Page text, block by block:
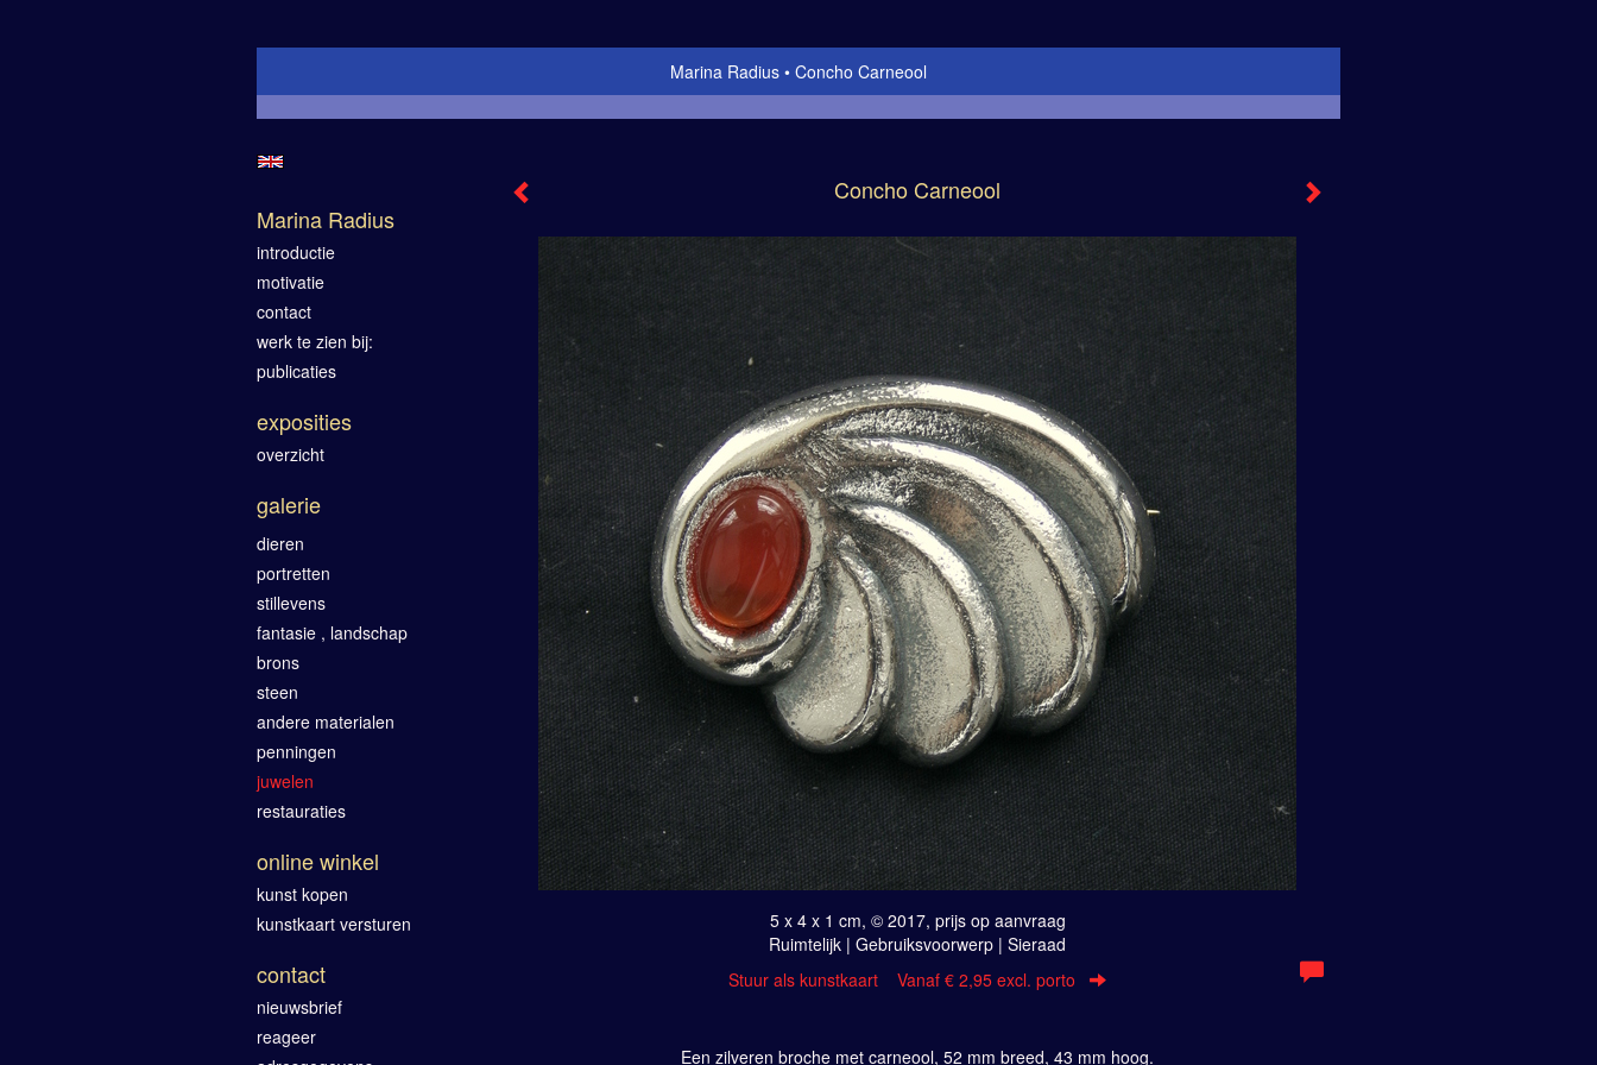
Marina Radius Concho Carneool
Concho Carneool
5 x 4 x 1 cm, © 2017, prijs op aanvraag
Ruimtelijk | Gebruiksvoorwerp | Sieraad
Stuur als kunstkaart Vanaf € 2,95 excl. porto
Een zilveren broche met carneool, 52 mm breed, 43 mm hoog.
Marina Radius
introductie
motivatie
contact
werk te zien bij:
publicaties
exposities
overzicht
galerie
dieren
portretten
stillevens
fantasie , landschap
brons
steen
andere materialen
penningen
juwelen
restauraties
online winkel
kunst kopen
kunstkaart versturen
contact
nieuwsbrief
reageer